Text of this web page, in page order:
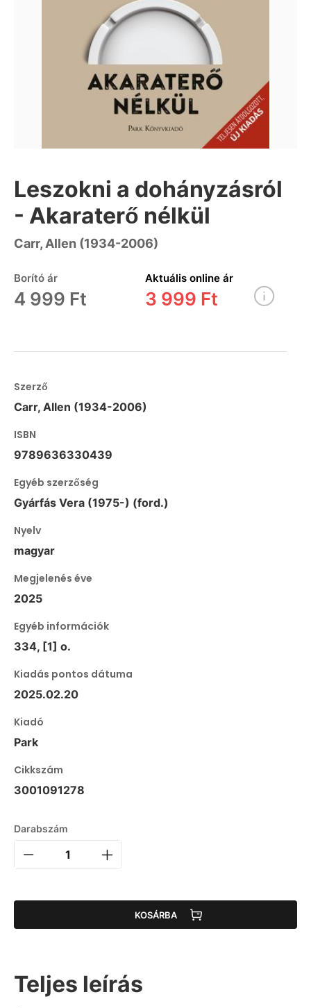
Leszokni a dohányzásról
- Akaraterő nélkül
Carr, Allen (1934-2006)
Borító ár
4 999 Ft
Aktuális online ár
3 999 Ft
Szerző
Carr, Allen (1934-2006)
ISBN
9789636330439
Egyéb szerzőség
Gyárfás Vera (1975-) (ford.)
Nyelv
magyar
Megjelenés éve
2025
Egyéb információk
334, [1] o.
Kiadás pontos dátuma
2025.02.20
Kiadó
Park
Cikkszám
3001091278
Darabszám
KOSÁRBA
Teljes leírás